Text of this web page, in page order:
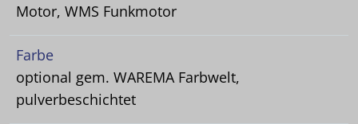
Motor, WMS Funkmotor
Farbe
optional gem. WAREMA Farbwelt,
pulverbeschichtet